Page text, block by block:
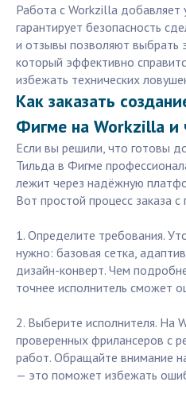
Работа с Workzilla добавляет
гарантирует безопасность
и отзывы позволяют выбрать
который эффективно
избежать технических
Как заказать
Фигме на Workzilla и
Если вы решили, что готовы
Тильда в Фигме
лежит через надёжную
Вот простой процесс заказа
1. Определите требования.
нужно: базовая сетка,
дизайн-конверт. Чем
точнее исполнитель сможет
2. Выберите исполнителя. На
проверенных фрилансеров с
работ. Обращайте внимание
— это поможет избежать